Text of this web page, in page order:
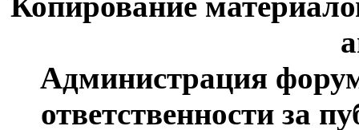
Администрация
ответственности за